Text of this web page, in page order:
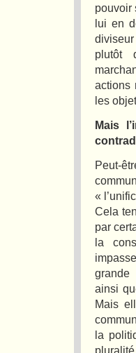
pouvoir
lui en
plutôt
actions
les
Mais
Peut-
«
Cela
par
la
grande
ainsi
Mais
la